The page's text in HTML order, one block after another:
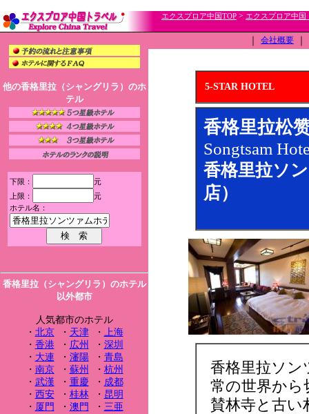
エクスプロア中国TOP > エクスプロア中国
他の香格里拉（シャングリラ）のホ
テル
下限：
元
上限：
元
ホテル名：
香格里拉（シャングリラ）のホテル
以外都市
人気都市のホテル
・ 北京・ 天津・ 上海
・ 香港・ 広州 ・ 深圳
・ 大連 ・ 瀋陽・ 青島
・ 南京・ 蘇州 ・ 杭州
・ 武漢 ・ 重慶 ・ 成都
・ 西安・ 桂林・ 昆明
・ 厦門 ・ 澳門 ・ 三亜
会社概要
5-STAR HOTEL
香格里拉松
Songtsam
香格里拉ソ
店）
香格里拉ソン
常の世界から
賛林寺と古い